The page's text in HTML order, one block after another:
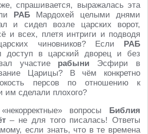
спрашивается, выражалась эта
РАБ Мардохей целыми днями
и сидел возле царских ворот,
и всех, плетя интриги и подводя
чиновников? Если РАБ
доступ в царский дворец и без
участие рабыни Эсфири в
Царицы? В чём конкретно
персов по отношению к
им сделали плохого?
вопросы Библия
– не для того писалась! Ответы
если знать, что в те времена